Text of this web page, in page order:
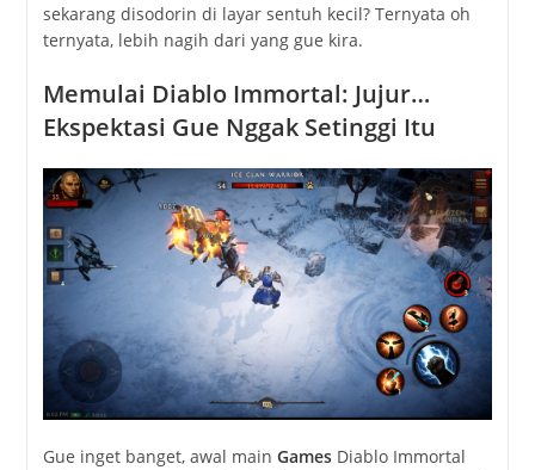
sekarang disodorin di layar sentuh kecil? Ternyata oh
ternyata, lebih nagih dari yang gue kira.
Memulai Diablo Immortal: Jujur…
Ekspektasi Gue Nggak Setinggi Itu
Gue inget banget, awal main GamesDiablo Immortal